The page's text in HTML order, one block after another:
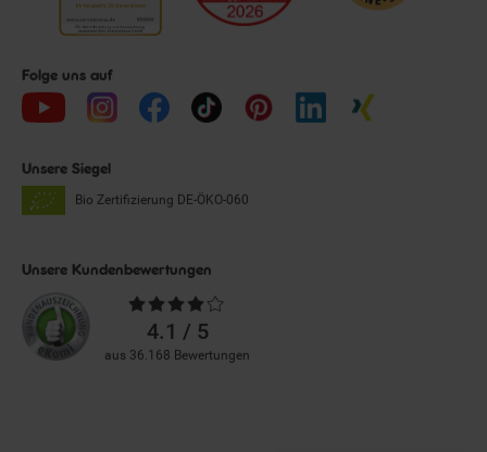
Folge uns auf
Unsere Siegel
Bio Zertifizierung DE-ÖKO-060
Unsere Kundenbewertungen
Durchschnittliche
Bewertungen4.1 / 5
aus 36.168 Bewertungen